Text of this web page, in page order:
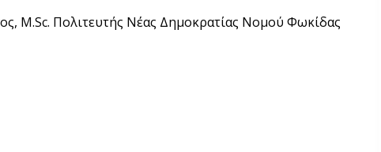
M.Sc. Πολιτευτής Νέας Δημοκρατίας Νομού Φωκίδας